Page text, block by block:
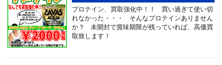
プロテイン、買取強化中！！ 買い過ぎて使い切
れなかった・・・ そんなプロテインありません
か？ 未開封で賞味期限が残っていれば、高価買
取致します！